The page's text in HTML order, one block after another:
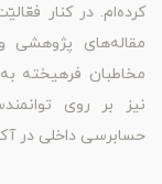
مقاله‌های پژوهشی
مخاطبان فرهیخته
نیز بر روی
حسابرسی داخلی در